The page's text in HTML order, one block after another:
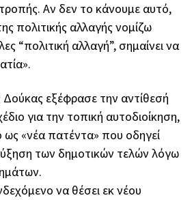
Αν δεν το κάνουμε αυτό,
πολιτικής αλλαγής νομίζω
“πολιτική αλλαγή”, σημαίνει να
εξέφρασε την αντίθεσή
για την τοπική αυτοδιοίκηση,
ως «νέα πατέντα» που οδηγεί
των δημοτικών τελών λόγω
να θέσει εκ νέου